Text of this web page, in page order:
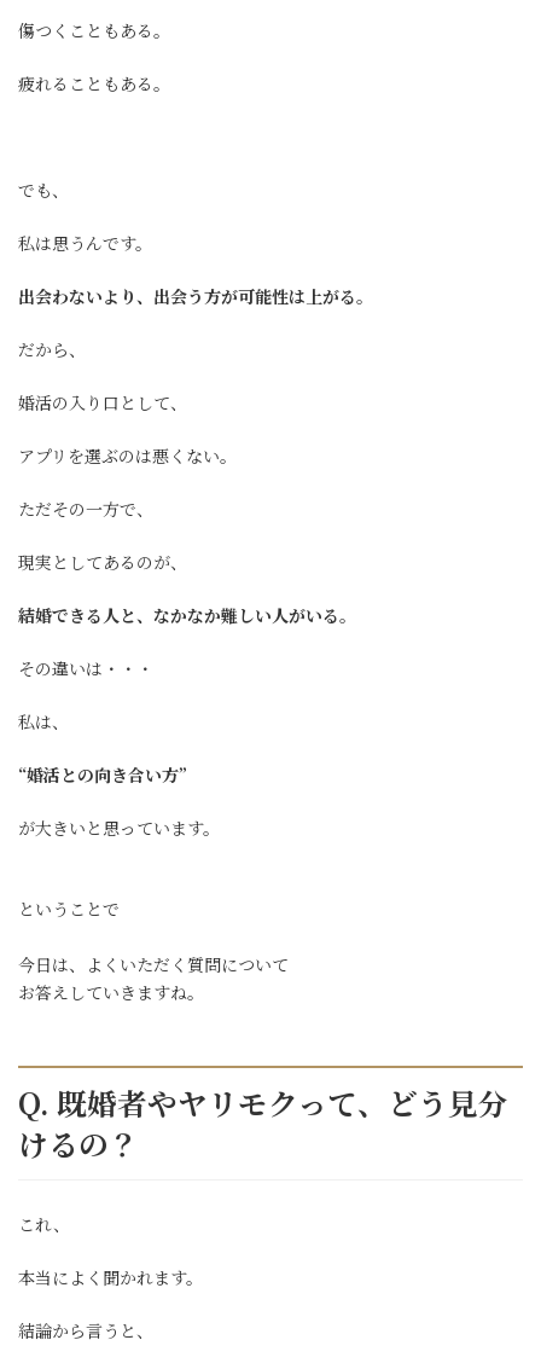
傷つくこともある。
疲れることもある。
でも、
私は思うんです。
出会わないより、出会う方が可能性は上がる。
だから、
婚活の入り口として、
アプリを選ぶのは悪くない。
ただその一方で、
現実としてあるのが、
結婚できる人と、なかなか難しい人がいる。
その違いは・・・
私は、
“婚活との向き合い方”
が大きいと思っています。
ということで
今日は、よくいただく質問について
お答えしていきますね。
Q. 既婚者やヤリモクって、どう見分
けるの？
これ、
本当によく聞かれます。
結論から言うと、